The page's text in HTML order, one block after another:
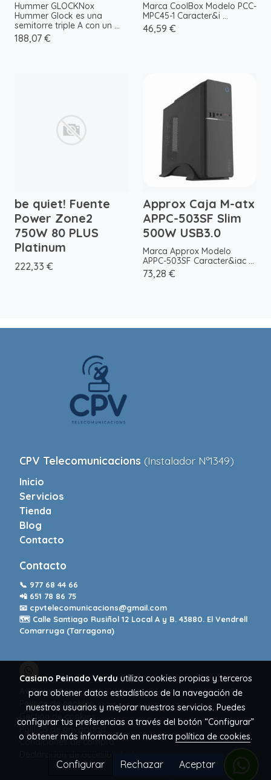
Hummer GLOCKNox
Hummer Glock es una
semitorre triple A con un ...
188,07 €
Marca CoolBox Modelo PCC-
MPC45-1 Caracter&i ...
46,59 €
be quiet! Fuente
Power Zone2
750W 80 PLUS
Platinum
222,33 €
Approx Caja M-atx
APPC-503SF Slim
500W USB3.0
Marca Approx Modelo
APPC-503SF Caracter&iac ...
73,28 €
CPV Telecomunicacions (Instalador Nº1349)
Inicio
Servicios
Tienda
Blog
Contacto
Contacto
📞 977 68 44 66
📲 651 78 86 75
📧 cpvtelecomunicacions@gmail.com
🗺️ Calle Santiago Rusiñol 12 Local A y B. 43880. El Vendrell
Comarruga (Tarragona)
Aviso legal
Política de cookies
Gestión de cookies
Política de privacidad
Condiciones de compra
Casiano Peinado Verdu utiliza cookies propias y terceros
para obtener datos estadísticos de la navegación de
nuestros usuarios y mejorar nuestros servicios. Puedes
configurar tus preferencias a través del botón “Configurar”
o obtener más información en nuestra política de cookies.
Configurar Rechazar Aceptar